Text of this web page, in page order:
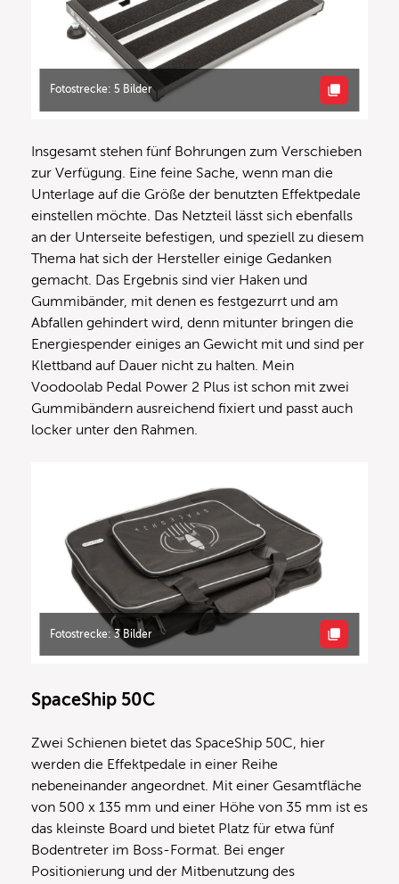
Fotostrecke: 5 Bilder
Insgesamt stehen fünf Bohrungen zum Verschieben
zur Verfügung. Eine feine Sache, wenn man die
Unterlage auf die Größe der benutzten Effektpedale
einstellen möchte. Das Netzteil lässt sich ebenfalls
an der Unterseite befestigen, und speziell zu diesem
Thema hat sich der Hersteller einige Gedanken
gemacht. Das Ergebnis sind vier Haken und
Gummibänder, mit denen es festgezurrt und am
Abfallen gehindert wird, denn mitunter bringen die
Energiespender einiges an Gewicht mit und sind per
Klettband auf Dauer nicht zu halten. Mein
Voodoolab Pedal Power 2 Plus ist schon mit zwei
Gummibändern ausreichend fixiert und passt auch
locker unter den Rahmen.
Fotostrecke: 3 Bilder
SpaceShip 50C
Zwei Schienen bietet das SpaceShip 50C, hier
werden die Effektpedale in einer Reihe
nebeneinander angeordnet. Mit einer Gesamtfläche
von 500 x 135 mm und einer Höhe von 35 mm ist es
das kleinste Board und bietet Platz für etwa fünf
Bodentreter im Boss-Format. Bei enger
Positionierung und der Mitbenutzung des